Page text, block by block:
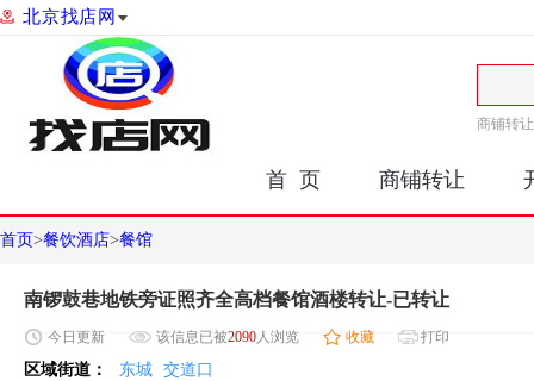
北京找店网
商铺转让
首 页 商铺转让
首页>餐饮酒店>餐馆
南锣鼓巷地铁旁证照齐全高档餐馆酒楼转让-已转让
今日 更新 该信息已被2090人浏览 收藏 打印
区域街道： 东城 交道口